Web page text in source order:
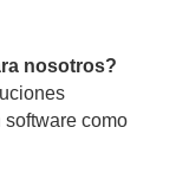
nosotros?
como